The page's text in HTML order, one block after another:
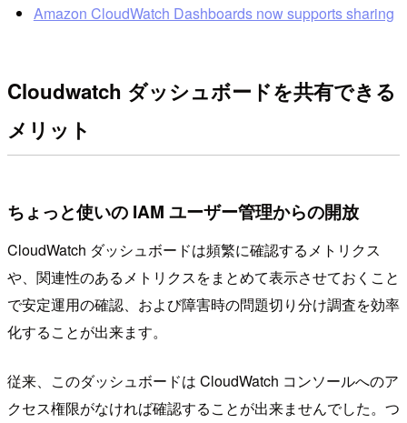
Amazon CloudWatch Dashboards now supports sharing
Cloudwatch ダッシュボードを共有できる
メリット
ちょっと使いの IAM ユーザー管理からの開放
CloudWatch ダッシュボードは頻繁に確認するメトリクス
や、関連性のあるメトリクスをまとめて表示させておくこと
で安定運用の確認、および障害時の問題切り分け調査を効率
化することが出来ます。
従来、このダッシュボードは CloudWatch コンソールへのア
クセス権限がなければ確認することが出来ませんでした。つ